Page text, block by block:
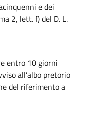
e dei
2, lett. f) del D. L.
entro 10 giorni
all’albo pretorio
del riferimento a